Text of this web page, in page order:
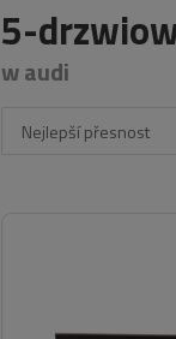
5-
w audi
Nejlepší přesnost